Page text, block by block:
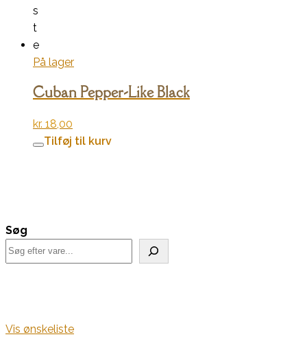
s
t
e
På lager
Cuban Pepper-Like Black
kr. 18,00
Tilføj til kurv
Søg
Vis ønskeliste